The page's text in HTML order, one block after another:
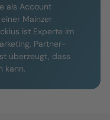
als Account
Mainzer
ist Experte im
Partner-
überzeugt, dass
kann.